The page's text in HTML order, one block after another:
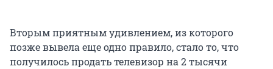
Вторым приятным удивлением, из которого
позже вывела еще одно правило, стало то, что
получилось продать телевизор на 2 тысячи